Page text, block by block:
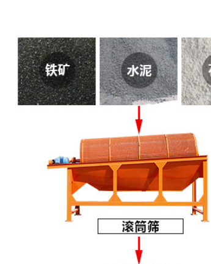
李**
麻**
孙**
聂**